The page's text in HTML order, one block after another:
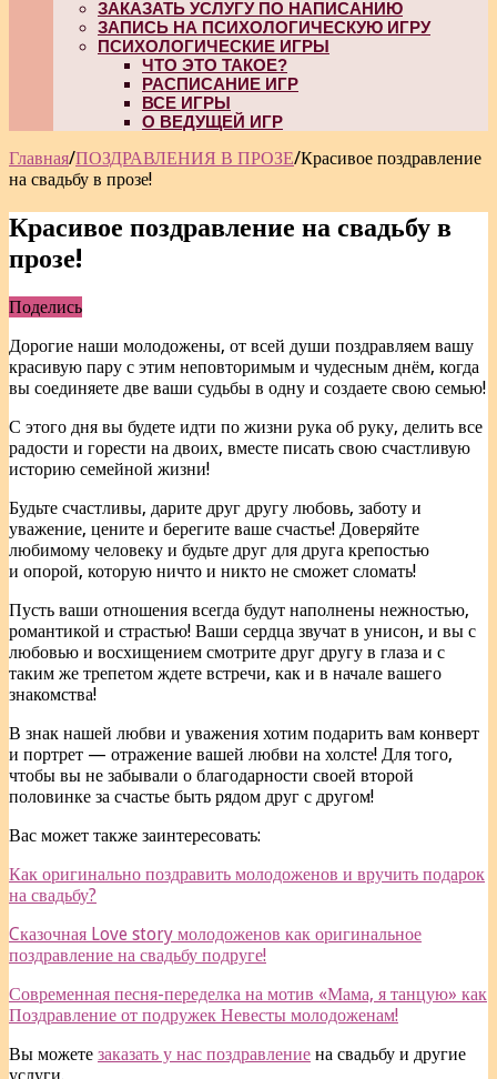
ЗАКАЗАТЬ УСЛУГУ ПО НАПИСАНИЮ
ЗАПИСЬ НА ПСИХОЛОГИЧЕСКУЮ ИГРУ
ПСИХОЛОГИЧЕСКИЕ ИГРЫ
ЧТО ЭТО ТАКОЕ?
РАСПИСАНИЕ ИГР
ВСЕ ИГРЫ
О ВЕДУЩЕЙ ИГР
Главная/ПОЗДРАВЛЕНИЯ В ПРОЗЕ/Красивое поздравление
на свадьбу в прозе!
Красивое поздравление на свадьбу в
прозе!
Поделись
Дорогие наши молодожены, от всей души поздравляем вашу
красивую пару с этим неповторимым и чудесным днём, когда
вы соединяете две ваши судьбы в одну и создаете свою семью!
С этого дня вы будете идти по жизни рука об руку, делить все
радости и горести на двоих, вместе писать свою счастливую
историю семейной жизни!
Будьте счастливы, дарите друг другу любовь, заботу и
уважение, цените и берегите ваше счастье! Доверяйте
любимому человеку и будьте друг для друга крепостью
и опорой, которую ничто и никто не сможет сломать!
Пусть ваши отношения всегда будут наполнены нежностью,
романтикой и страстью! Ваши сердца звучат в унисон, и вы с
любовью и восхищением смотрите друг другу в глаза и с
таким же трепетом ждете встречи, как и в начале вашего
знакомства!
В знак нашей любви и уважения хотим подарить вам конверт
и портрет — отражение вашей любви на холсте! Для того,
чтобы вы не забывали о благодарности своей второй
половинке за счастье быть рядом друг с другом!
Вас может также заинтересовать:
Как оригинально поздравить молодоженов и вручить подарок
на свадьбу?
Cказочная Love story молодоженов как оригинальное
поздравление на свадьбу подруге!
Современная песня-переделка на мотив «Мама, я танцую» как
Поздравление от подружек Невесты молодоженам!
Вы можете заказать у нас поздравление на свадьбу и другие